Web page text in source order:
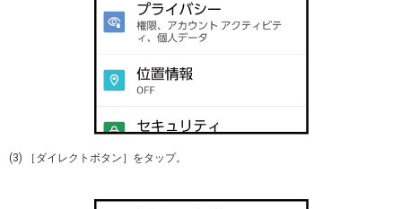
(3) ［ダイレクトボタン］をタップ。